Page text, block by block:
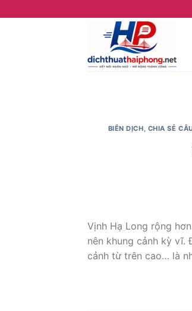
to
BIÊN DỊCH, CHIA SẺ
Vịnh Hạ Long rộng
nên khung cảnh kỳ vĩ.
cảnh từ trên cao… là